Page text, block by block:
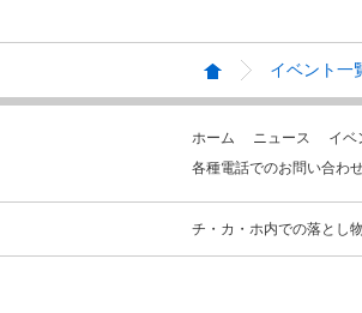
イベント一
ホーム ニュース イベ
各種電話でのお問い合わ
チ・カ・ホ内での落とし